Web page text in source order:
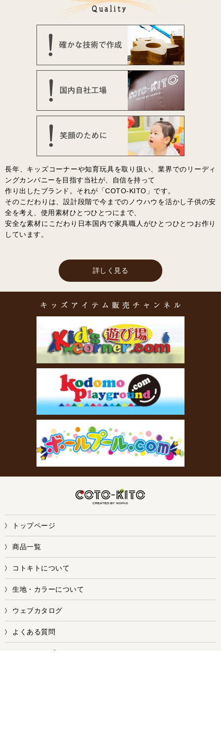
長年、キッズコーナーや知育玩具を取り扱い、業界でのリーディ
ングカンパニーを目指す当社が、自信を持って
作り出したブランド。それが「COTO-KITO」です。
そのこだわりは、設計段階で今までのノウハウを活かし子供の安
全を考え、使用素材ひとつひとつにまで、
安全な素材にこだわり日本国内で家具職人がひとつひとつお作り
しています。
詳しく見る
トップページ
商品一覧
コトキトについて
生地・カラーについて
ウェブカタログ
よくある質問
サイトマップ